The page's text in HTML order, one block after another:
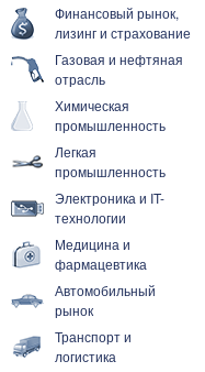
Финансовый рынок,
лизинг и страхование
Газовая и нефтяная
отрасль
Химическая
промышленность
Легкая
промышленность
Электроника и IT-
технологии
Медицина и
фармацевтика
Автомобильный
рынок
Транспорт и
логистика